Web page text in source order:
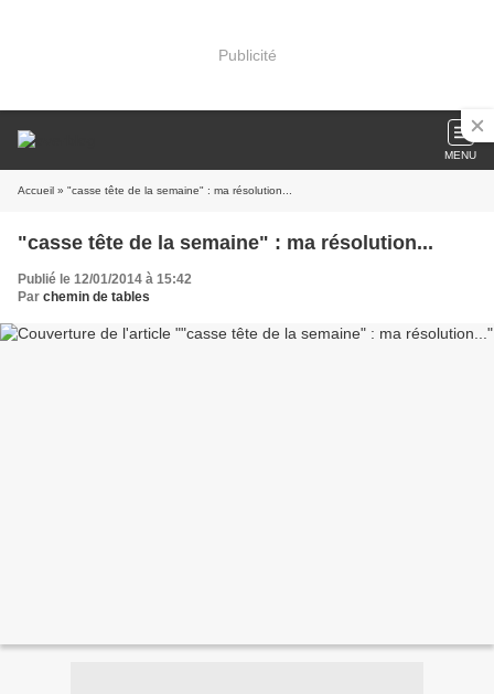
Publicité
MENU
Accueil » "casse tête de la semaine" : ma résolution...
"casse tête de la semaine" : ma résolution...
Publié le 12/01/2014 à 15:42
Par chemin de tables